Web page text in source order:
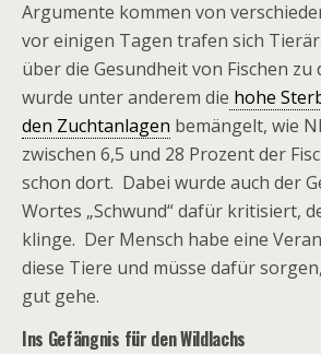
Argumente kommen von
vor einigen Tagen trafen sich
über die Gesundheit von Fischen
wurde unter anderem die hohe
den Zuchtanlagen bemängelt, wie
zwischen 6,5 und 28 Prozent der
schon dort. Dabei wurde auch der
Wortes „Schwund“ dafür kritisiert,
klinge. Der Mensch habe eine
diese Tiere und müsse dafür
gut gehe.
Ins Gefängnis für den Wildlachs